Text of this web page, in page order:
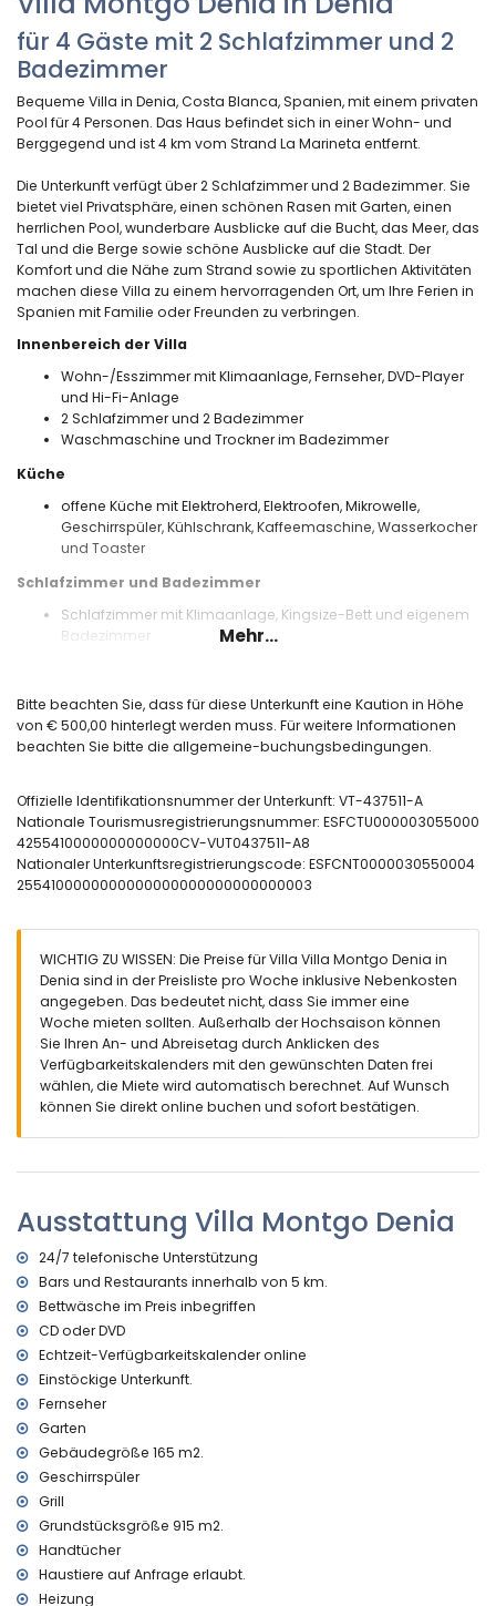
für 4 Gäste mit 2 Schlafzimmer und 2
Badezimmer
Bequeme Villa in Denia, Costa Blanca, Spanien, mit einem privaten
Pool für 4 Personen. Das Haus befindet sich in einer Wohn- und
Berggegend und ist 4 km vom Strand La Marineta entfernt.
Die Unterkunft verfügt über 2 Schlafzimmer und 2 Badezimmer. Sie
bietet viel Privatsphäre, einen schönen Rasen mit Garten, einen
herrlichen Pool, wunderbare Ausblicke auf die Bucht, das Meer, das
Tal und die Berge sowie schöne Ausblicke auf die Stadt. Der
Komfort und die Nähe zum Strand sowie zu sportlichen Aktivitäten
machen diese Villa zu einem hervorragenden Ort, um Ihre Ferien in
Spanien mit Familie oder Freunden zu verbringen.
Innenbereich der Villa
Wohn-/Esszimmer mit Klimaanlage, Fernseher, DVD-Player
und Hi-Fi-Anlage
2 Schlafzimmer und 2 Badezimmer
Waschmaschine und Trockner im Badezimmer
Küche
offene Küche mit Elektroherd, Elektroofen, Mikrowelle,
Geschirrspüler, Kühlschrank, Kaffeemaschine, Wasserkocher
und Toaster
Schlafzimmer und Badezimmer
Schlafzimmer mit Klimaanlage, Kingsize-Bett und eigenem
Badezimmer
und Haartrockner
Badezimmer mit Waschbecken, Dusche und Toilette
Außenbereich der Villa
privater Pool mit den Maßen 12m x 5m und 2m tief
schöner Rasen mit Bäumen und Gartenmöbeln mit Liegen
2 Terrassen, wovon eine überdacht ist
Grill
Außendusche
privater, eingezäunter Parkplatz
Weitere Informationen
nächstgelegene Stadt: Denia (innerhalb von 5 Kilometern
von der Villa)
nächster Strand: La Marineta (innerhalb von 4 Kilometern
von der Villa)
nächster Flughafen: Valencia (innerhalb von 100 Kilometern
von der Villa)
öffentliche Verkehrsmittel in der Nähe: Bus innerhalb von 5
Rauchen nicht erlaubt
bitte erkundigen Sie sich, ob Haustiere erlaubt sind
Die Unterkunft ist sehr gut für Familien mit Kindern geeignet
Ausstattungen und Dienstleistungen, die im Mietpreis der
Villa enthalten sind
Internet (WiFi)
Bettwäsche und Handtücher
Rezeption und 24-Stunden-Notdienst
Ausstattungen und Dienstleistungen gegen Aufpreis
Reinigungsservice und Wäscheservice
Heizung und Klimaanlage
Kinderbett (auf Anfrage)
Unterhaltung und Freizeitaktivitäten für Ihren Urlaub in
Denia, Costa Blanca
Diskothek, Nachtclub und Bar (innerhalb von 5 Kilometern
vom Haus)
Mehr...
Bitte beachten Sie, dass für diese Unterkunft eine Kaution in Höhe
von € 500,00 hinterlegt werden muss. Für weitere Informationen
beachten Sie bitte die allgemeine-buchungsbedingungen.
Offizielle Identifikationsnummer der Unterkunft: VT-437511-A
Nationale Tourismusregistrierungsnummer: ESFCTU000003055000
4255410000000000000CV-VUT0437511-A8
Nationaler Unterkunftsregistrierungscode: ESFCNT0000030550004
2554100000000000000000000000000003
WICHTIG ZU WISSEN: Die Preise für Villa Villa Montgo Denia in
Denia sind in der Preisliste pro Woche inklusive Nebenkosten
angegeben. Das bedeutet nicht, dass Sie immer eine
Woche mieten sollten. Außerhalb der Hochsaison können
Sie Ihren An- und Abreisetag durch Anklicken des
Verfügbarkeitskalenders mit den gewünschten Daten frei
wählen, die Miete wird automatisch berechnet. Auf Wunsch
können Sie direkt online buchen und sofort bestätigen.
Ausstattung Villa Montgo Denia
24/7 telefonische Unterstützung
Bars und Restaurants innerhalb von 5 km.
Bettwäsche im Preis inbegriffen
CD oder DVD
Echtzeit-Verfügbarkeitskalender online
Einstöckige Unterkunft.
Fernseher
Garten
Gebäudegröße 165 m2.
Geschirrspüler
Grill
Grundstücksgröße 915 m2.
Handtücher
Haustiere auf Anfrage erlaubt.
Heizung